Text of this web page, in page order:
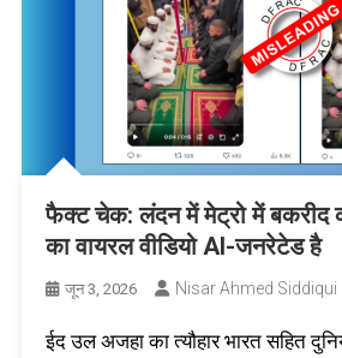
फैक्ट चेक: लंदन में मेट्रो में बकरीद
का वायरल वीडियो AI-जनरेटेड है
जून 3, 2026 Nisar Ahmed Siddiqui
ईद उल अजहा का त्यौहार भारत सहित